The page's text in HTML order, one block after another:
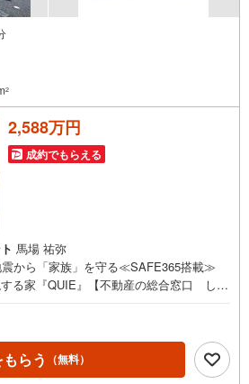
2
2,588万円
成約でもらえる
馬場 祐弥
震から「家族」を守る≪SAFE365搭載≫
する家『QUIE』【不動産の総合窓口 しろ
せて24時間365日サポートSAFE365で地
る家【QUIE】住宅性能評価で『耐震等級
の家族の「安全」と「笑顔」を守ります新
市西鶴崎【4LDK】 価格（税込） 2,58
らう （無料）